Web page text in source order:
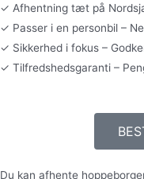
✓ Afhentning tæt på
✓ Passer i en personbil –
✓ Sikkerhed i fokus –
✓ Tilfredshedsgaranti –
Du kan afhente